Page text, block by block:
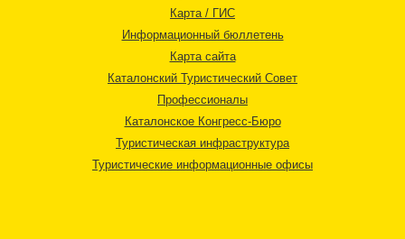
Карта / ГИС
Информационный бюллетень
Карта сайта
Каталонский Туристический Совет
Профессионалы
Каталонское Конгресс-Бюро
Туристическая инфраструктура
Туристические информационные офисы